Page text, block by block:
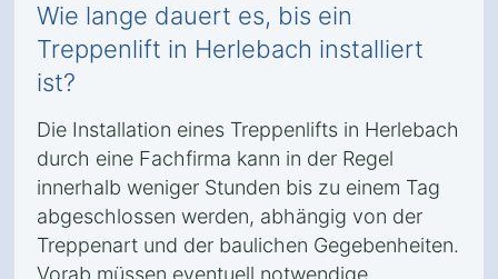
Wie lange dauert es, bis ein
Treppenlift in Herlebach installiert
ist?
Die Installation eines Treppenlifts in Herlebach
durch eine Fachfirma kann in der Regel
innerhalb weniger Stunden bis zu einem Tag
abgeschlossen werden, abhängig von der
Treppenart und der baulichen Gegebenheiten.
Vorab müssen eventuell notwendige